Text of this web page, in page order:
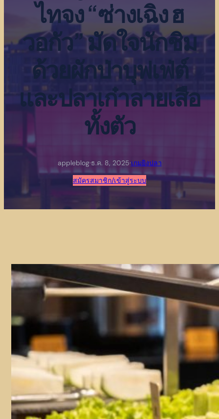
ไทจง “ซ่างเฉิง ฮ
วอกัว” มัดใจนักชิม
ด้วยผักป่าบุฟเฟ่ต์
และปลาเก๋าลายเสือ
ทั้งตัว
appleblog·ธ.ค. 8, 2025·เกมยิงปลา
สมัครสมาชิก/เข้าสู่ระบบ